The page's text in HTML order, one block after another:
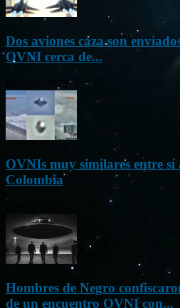
Dos aviones caza son
OVNI cerca de...
OVNIs muy similares entre
Colombia
Hombres de Negro
de un encuentro OVNI con...